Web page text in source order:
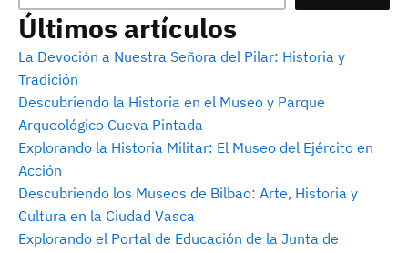
Últimos artículos
La Devoción a Nuestra Señora del Pilar: Historia y
Tradición
Descubriendo la Historia en el Museo y Parque
Arqueológico Cueva Pintada
Explorando la Historia Militar: El Museo del Ejército en
Acción
Descubriendo los Museos de Bilbao: Arte, Historia y
Cultura en la Ciudad Vasca
Explorando el Portal de Educación de la Junta de